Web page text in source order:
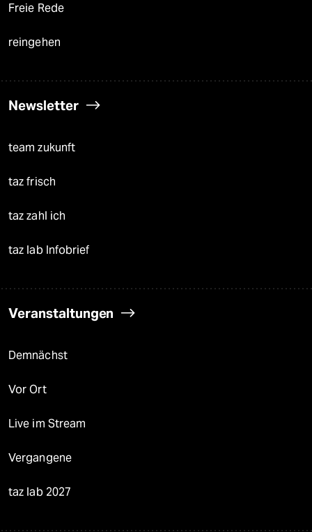
Freie Rede
reingehen
Newsletter
team zukunft
taz frisch
taz zahl ich
taz lab Infobrief
Veranstaltungen
Demnächst
Vor Ort
Live im Stream
Vergangene
taz lab 2027